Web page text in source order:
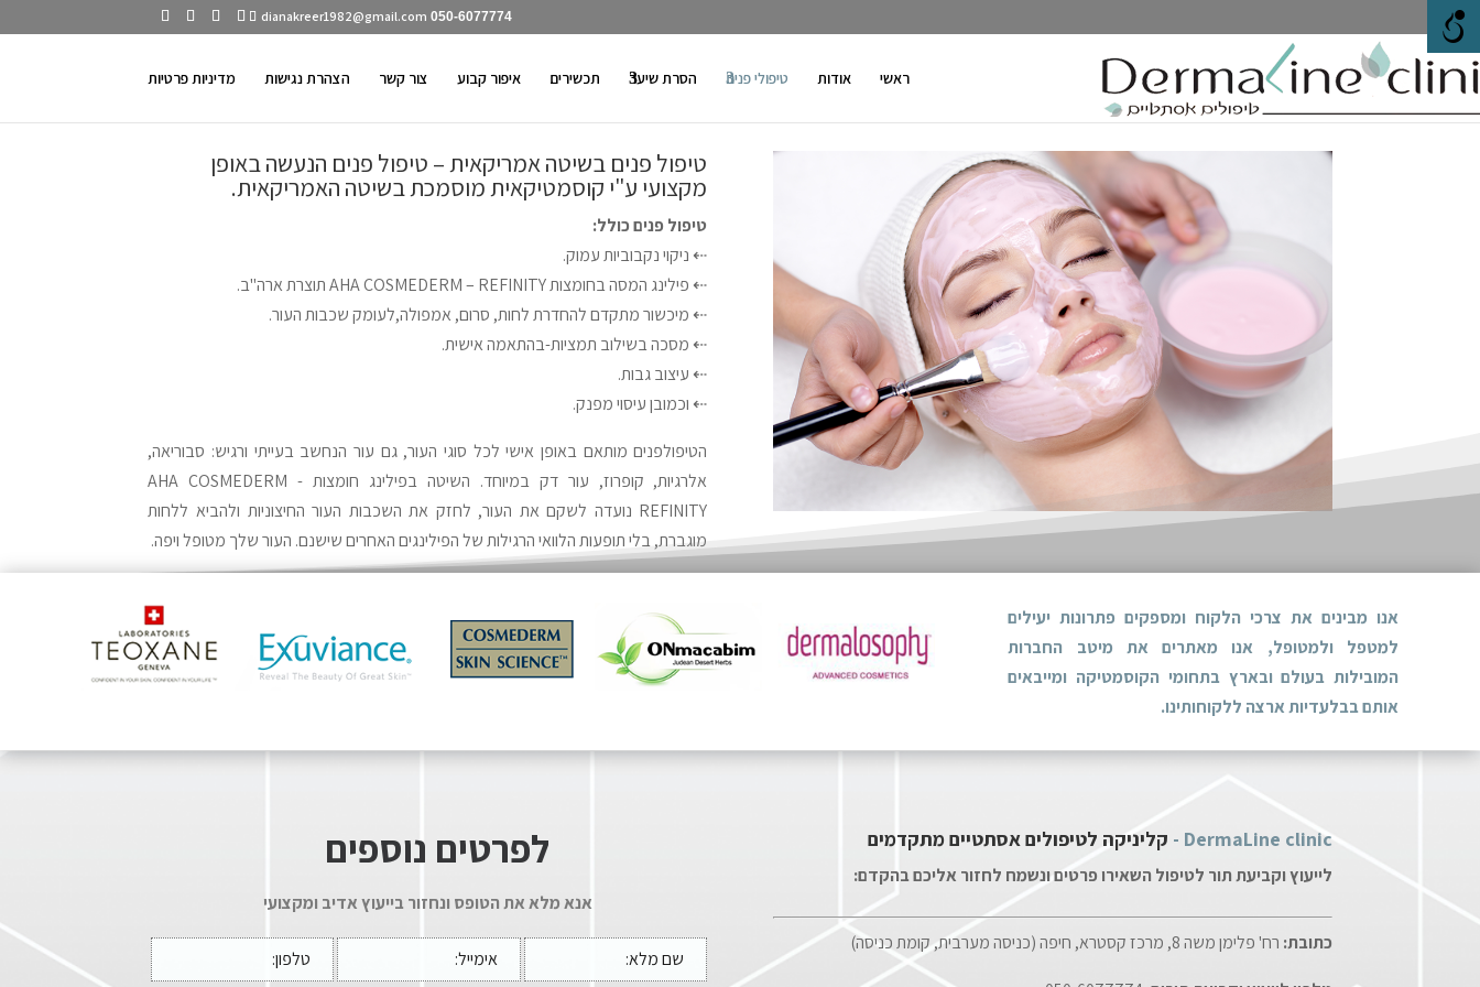
050-6077774
dianakreer1982@gmail.com
ראשי אודות טיפולי פנים הסרת שיער תכשירים איפור קבוע צור קשר הצהרת נגישות מדיניות פרטיות
טיפול פנים בשיטה אמריקאית – טיפול פנים הנעשה באופן
מקצועי ע"י קוסמטיקאית מוסמכת בשיטה האמריקאית.
טיפול פנים כולל:
⇠ ניקוי נקבוביות עמוק.
⇠ פילינג המסה בחומצות AHA COSMEDERM – REFINITY תוצרת ארה"ב.
⇠ מיכשור מתקדם להחדרת לחות, סרום, אמפולה,לעומק שכבות העור.
⇠ מסכה בשילוב תמציות-בהתאמה אישית.
⇠ עיצוב גבות.
⇠ וכמובן עיסוי מפנק.
הטיפולפנים מותאם באופן אישי לכל סוגי העור, גם עור הנחשב בעייתי ורגיש: סבוריאה,
אלרגיות, קופרוז, עור דק במיוחד. השיטה בפילינג חומצות AHA COSMEDERM -
REFINITY נועדה לשקם את העור, לחזק את השכבות העור החיצוניות ולהביא ללחות
מוגברת, בלי תופעות הלוואי הרגילות של הפילינגים האחרים שישנם. העור שלך מטופל ויפה.
אנו מבינים את צרכי הלקוח ומספקים פתרונות יעילים
למטפל ולמטופל, אנו מאתרים את מיטב החברות
המובילות בעולם ובארץ בתחומי הקוסמטיקה ומייבאים
אותם בבלעדיות ארצה ללקוחותינו.
לפרטים נוספים
אנא מלא את הטופס ונחזור בייעוץ אדיב ומקצועי
DermaLine clinic - קליניקה לטיפולים אסתטיים מתקדמים
לייעוץ וקביעת תור לטיפול השאירו פרטים ונשמח לחזור אליכם בהקדם:
כתובת: רח' פלימן משה 8, מרכז קסטרא, חיפה (כניסה מערבית, קומת כניסה)